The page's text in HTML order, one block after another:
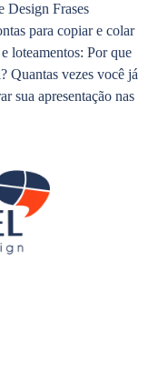
Design Frases
para copiar e colar
loteamentos: Por que
Quantas vezes você já
sua apresentação nas